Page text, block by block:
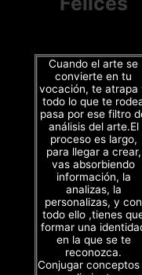
Cuando el arte se
convierte en tu
vocación, te atrapa
todo lo que te
pasa por ese filtro
análisis del arte.El
proceso es largo,
para llegar a crear,
vas absorbiendo
información, la
analizas, la
personalizas, y con
todo ello ,tienes
formar una
en la que se te
reconozca.
Conjugar